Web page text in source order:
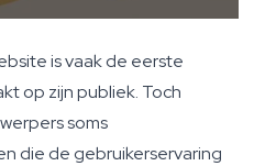
is vaak de eerste
op zijn publiek. Toch
soms
die de gebruikerservaring